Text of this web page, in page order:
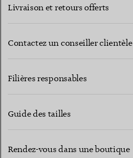
Livraison et retours offerts
Contactez un conseiller clientèle
Filières responsables
Guide des tailles
Rendez-vous dans une boutique